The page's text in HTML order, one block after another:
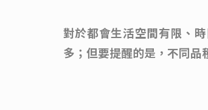
對於都會生活空間有限、
多；但要提醒的是，不同品